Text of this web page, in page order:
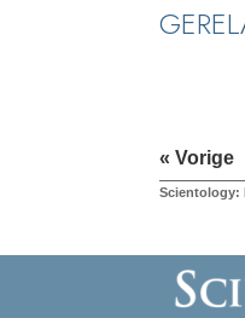
« Vorige
Scientology: